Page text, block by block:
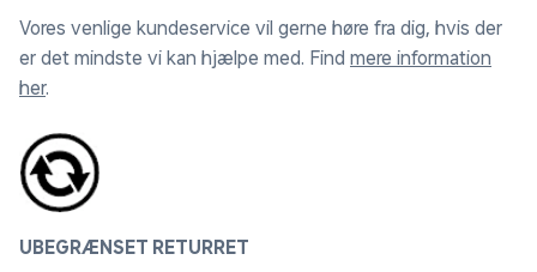
Vores venlige kundeservice vil gerne høre fra dig, hvis der
er det mindste vi kan hjælpe med. Find mere information
her.
UBEGRÆNSET RETURRET